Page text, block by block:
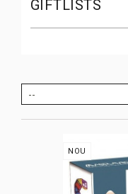
GIFTLISTS
--
NOU